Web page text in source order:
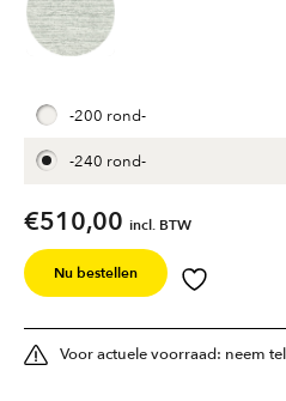
-200 rond-
-240 rond-
€510,00 incl. BTW
Nu bestellen
Voor actuele voorraad: neem